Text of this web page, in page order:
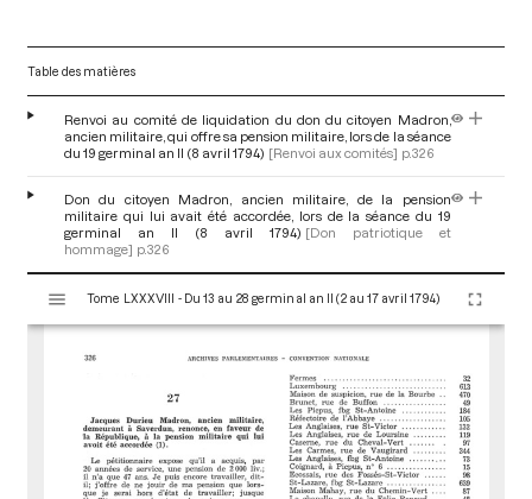
Table des matières
Renvoi au comité de liquidation du don du citoyen Madron,
ancien militaire, qui offre sa pension militaire, lors de la séance
du 19 germinal an II (8 avril 1794) [Renvoi aux comités] p.326
Don du citoyen Madron, ancien militaire, de la pension
militaire qui lui avait été accordée, lors de la séance du 19
germinal an II (8 avril 1794) [Don patriotique et
hommage] p.326
s
Tome LXXXVIII - Du 13 au 28 germinal an II (2 au 17 avril 1794)